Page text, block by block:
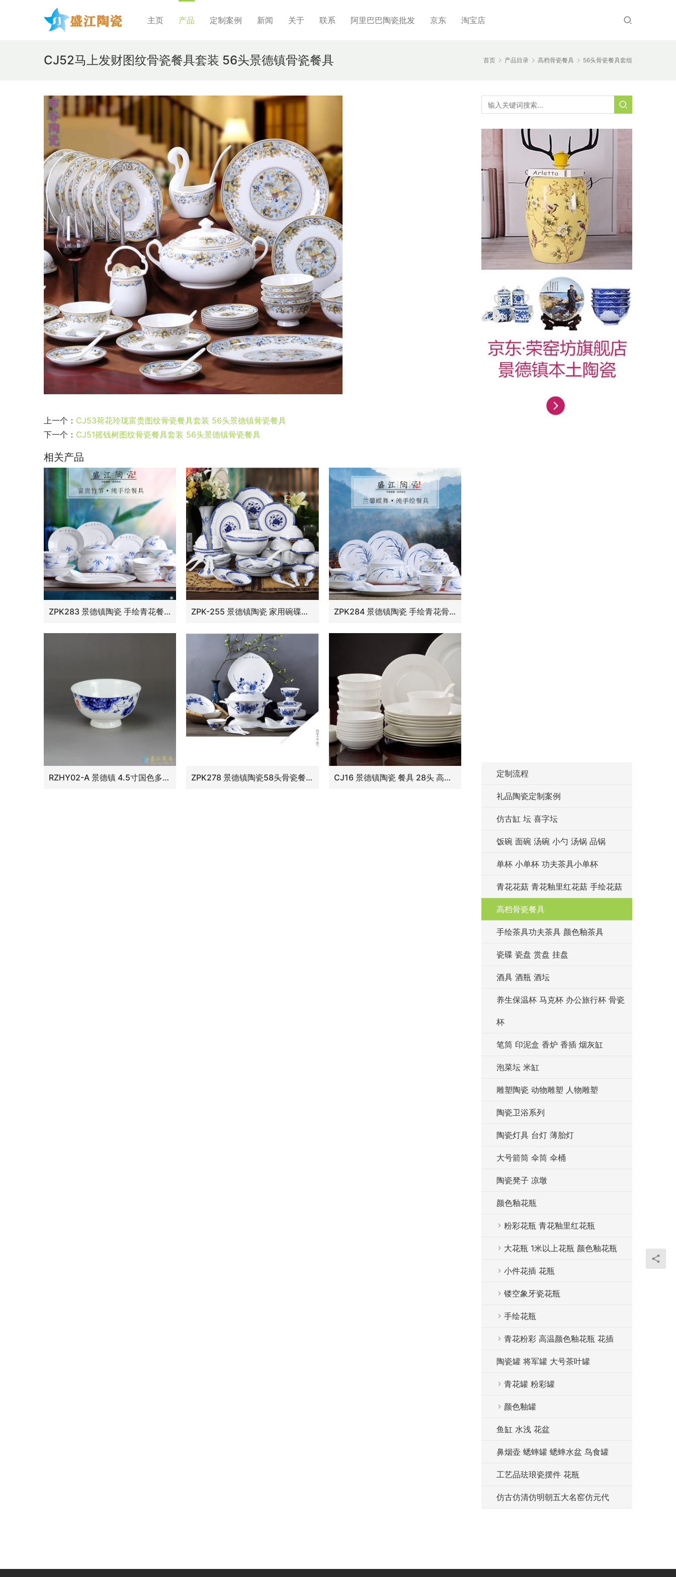
主页 产品 定制案例 新闻 关于 联系 阿里巴巴陶瓷批发 京东 淘宝店
首页 产品目录 高档骨瓷餐具 56头骨瓷餐具套组
CJ52马上发财图纹骨瓷餐具套装 56头景德镇骨瓷餐具
上一个： CJ53荷花玲珑富贵图纹骨瓷餐具套装 56头景德镇骨瓷餐具
下一个： CJ51摇钱树图纹骨瓷餐具套装 56头景德镇骨瓷餐具
相关产品
ZPK283 景德镇陶瓷 手绘青花餐具碗盘 景德镇陶瓷器56头骨瓷碗碟套装 ZPK-255 景德镇陶瓷 家用碗碟套装青花瓷中式简约陶瓷餐具套装58头曼曼青莲 ZPK284 景德镇陶瓷 手绘青花骨瓷餐具套装 56头高脚防烫餐具陶瓷碗盘蝶礼品
RZHY02-A 景德镇 4.5寸国色多姿高脚碗 ZPK278 景德镇陶瓷58头骨瓷餐具套装纯手工绘画 中式手绘陶瓷餐具58头手绘牡丹 CJ16 景德镇陶瓷 餐具 28头 高档骨瓷餐具套装纯白色碗盘碟子 厂家直销 定制流程
礼品陶瓷定制案例
仿古缸 坛 喜字坛
饭碗 面碗 汤碗 小勺 汤锅 品锅
单杯 小单杯 功夫茶具小单杯
青花花菇 青花釉里红花菇 手绘花菇
高档骨瓷餐具
手绘茶具功夫茶具 颜色釉茶具
瓷碟 瓷盘 赏盘 挂盘
酒具 酒瓶 酒坛
养生保温杯 马克杯 办公旅行杯 骨瓷
杯
笔筒 印泥盒 香炉 香插 烟灰缸
泡菜坛 米缸
雕塑陶瓷 动物雕塑 人物雕塑
陶瓷卫浴系列
陶瓷灯具 台灯 薄胎灯
大号箭筒 伞筒 伞桶
陶瓷凳子 凉墩
颜色釉花瓶
粉彩花瓶 青花釉里红花瓶
大花瓶 1米以上花瓶 颜色釉花瓶
小件花插 花瓶
镂空象牙瓷花瓶
手绘花瓶
青花粉彩 高温颜色釉花瓶 花插
陶瓷罐 将军罐 大号茶叶罐
青花罐 粉彩罐
颜色釉罐
鱼缸 水浅 花盆
鼻烟壶 蟋蟀罐 蟋蟀水盆 鸟食罐
工艺品珐琅瓷摆件 花瓶
仿古仿清仿明朝五大名窑仿元代